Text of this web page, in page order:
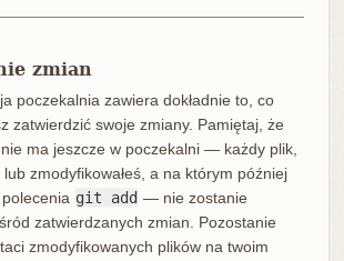
zmian
poczekalnia zawiera dokładnie to, co
zatwierdzić swoje zmiany. Pamiętaj, że
ma jeszcze w poczekalni — każdy plik,
lub zmodyfikowałeś, a na którym później
git add — nie zostanie
zatwierdzanych zmian. Pozostanie
zmodyfikowanych plików na twoim